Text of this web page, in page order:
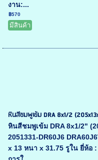
งาน:...
฿570
มีสินค้า
หินสีชมพูเข้ม DRA 8x1/2
หินสีชมพูเข้ม DRA 8x1/2"
2051331-DR60J6
x 13 หนา x 31.75 รูใน ยี่ห้อ